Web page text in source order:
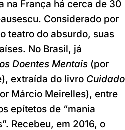
na França há cerca de 30
Considerado por
teatro do absurdo, suas
No Brasil, já
Doentes Mentais (por
extraída do livro Cuidado
Márcio Meirelles), entre
epítetos de “mania
Recebeu, em 2016, o